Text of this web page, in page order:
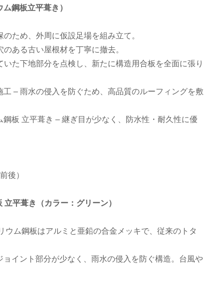
鋼板立平葺き）
ため、外周に仮設足場を組み立て。
ある古い屋根材を丁寧に撤去。
た下地部分を点検し、新たに構造用合板を全面に張り
– 雨水の侵入を防ぐため、高品質のルーフィングを敷
板 立平葺き – 継ぎ目が少なく、防水性・耐久性に優
後）
平葺き（カラー：グリーン）
ウム鋼板はアルミと亜鉛の合金メッキで、従来のトタ
イント部分が少なく、雨水の侵入を防ぐ構造。台風や